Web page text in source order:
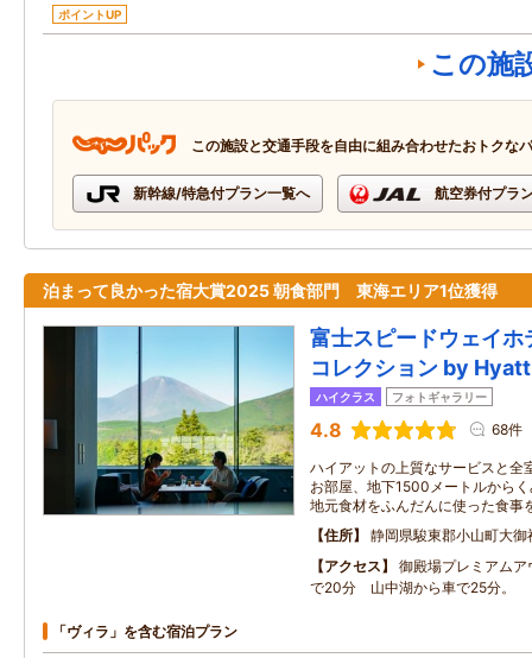
ポイントUP
この施
この施設と交通手段を自由に組み合わせたおトクな
新幹線/特急付プラン一覧へ 航空券付プラ
泊まって良かった宿大賞2025 朝食部門 東海エリア1位獲得
富士スピードウェイホ
コレクション by Hyatt
ハイクラス フォトギャラリー
4.8 68件
ハイアットの上質なサービスと
お部屋、地下1500メートルから
地元食材をふんだんに使った食事
住所
静岡県駿東郡小山町大御
アクセス
御殿場プレミアム
で20分 山中湖から車で25分。
「ヴィラ」を含む宿泊プラン